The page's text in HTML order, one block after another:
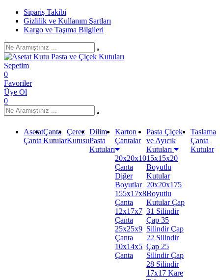
Sipariş Takibi
Gizlilik ve Kullanım Şartları
Kargo ve Taşıma Bilgileri
Sepetim
0
Favoriler
Üye Ol
0
Asetat
Çanta
Çanta
Kutular
Çerez
Kutusu
Dilim
Pasta
Kutuları
Karton
Çantalar
20x20x10
Çanta
Diğer
Boyutlar
155x17x8
Çanta
12x17x7
Çanta
25x25x9
Çanta
10x14x5
Çanta
Pasta Çiçek
ve Ayıcık
Kutuları
15x15x20
Boyutlu
Kutular
20x20x175
Boyutlu
KutularÇap
31 Silindir
Çap 35
SilindirÇap
22 Silindir
Çap 25
SilindirÇap
28 Silindir
17x17 Kare
Taslama
Çanta
Kutular